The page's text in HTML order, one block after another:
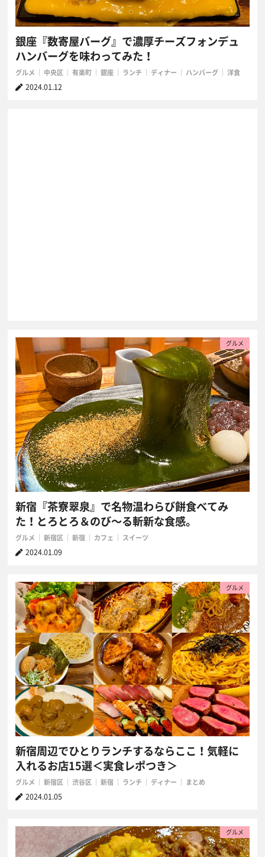
銀座『数寄屋バーグ』で濃厚チーズフォンデュ
ハンバーグを味わってみた！
グルメ 中央区 有楽町 銀座 ランチ ディナー ハンバーグ 洋食
2024.01.12
グルメ
新宿『茶寮翠泉』で名物温わらび餅食べてみ
た！とろとろ＆のび〜る斬新な食感。
グルメ 新宿区 新宿 カフェ スイーツ
2024.01.09
グルメ
新宿周辺でひとりランチするならここ！気軽に
入れるお店15選＜実食レポつき＞
グルメ 新宿区 渋谷区 新宿 ランチ ディナー まとめ
2024.01.05
グルメ